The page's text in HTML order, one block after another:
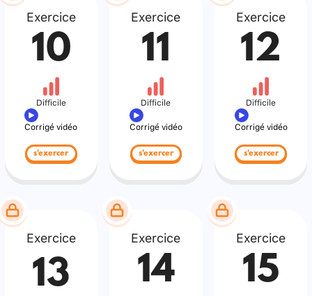
Exercice
10
Difficile
Corrigé vidéo
s'exercer
Exercice
11
Difficile
Corrigé vidéo
s'exercer
Exercice
12
Difficile
Corrigé vidéo
s'exercer
Exercice
13
Exercice
14
Exercice
15